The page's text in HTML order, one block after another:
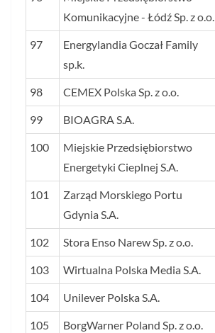
Komunikacyjne - Łódź Sp. z o.o.
97
Energylandia Goczał Family
sp.k.
98 CEMEX Polska Sp. z o.o.
99 BIOAGRA S.A.
100
Miejskie Przedsiębiorstwo
Energetyki Cieplnej S.A.
101
Zarząd Morskiego Portu
Gdynia S.A.
102 Stora Enso Narew Sp. z o.o.
103 Wirtualna Polska Media S.A.
104 Unilever Polska S.A.
105 BorgWarner Poland Sp. z o.o.